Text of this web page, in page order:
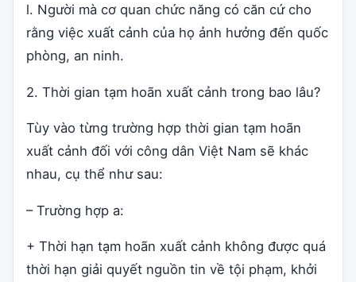
l. Người mà cơ quan chức năng có căn cứ cho
rằng việc xuất cảnh của họ ảnh hưởng đến quốc
phòng, an ninh.
2. Thời gian tạm hoãn xuất cảnh trong bao lâu?
Tùy vào từng trường hợp thời gian tạm hoãn
xuất cảnh đối với công dân Việt Nam sẽ khác
nhau, cụ thể như sau:
– Trường hợp a:
+ Thời hạn tạm hoãn xuất cảnh không được quá
thời hạn giải quyết nguồn tin về tội phạm, khởi